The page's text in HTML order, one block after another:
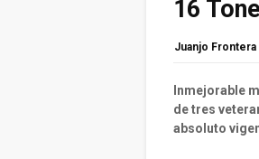
16
Juanjo Frontera
Inmejorable
de tres
absoluto